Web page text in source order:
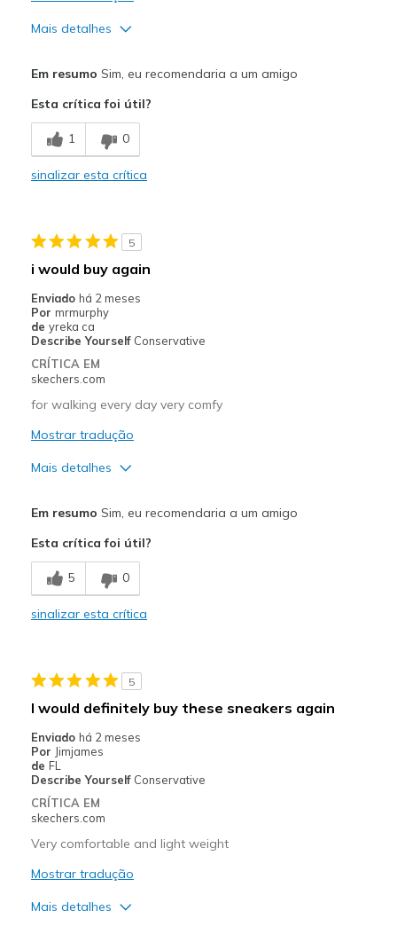
Mais detalhes
Comfortable
Melhores utilizações
Casual Wear
Special Occasions
Width
Sizing
Feels true to size
View On Shoes
Em resumo Sim, eu recomendaria a um amigo
Esta crítica foi útil?
1 0
sinalizar esta crítica
5
i would buy again
Enviado há 2 meses
Por mrmurphy
de yreka ca
Describe Yourself Conservative
CRÍTICA EM
skechers.com
for walking every day very comfy
Mostrar tradução
Mais detalhes
Melhores utilizações
Casual Wear
View On Shoes
I'm Into Shoes
Em resumo Sim, eu recomendaria a um amigo
Esta crítica foi útil?
5 0
sinalizar esta crítica
5
I would definitely buy these sneakers again
Enviado há 2 meses
Por Jimjames
de FL
Describe Yourself Conservative
CRÍTICA EM
skechers.com
Very comfortable and light weight
Mostrar tradução
Mais detalhes